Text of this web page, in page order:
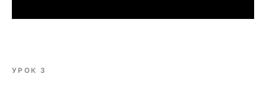
УРОК 3